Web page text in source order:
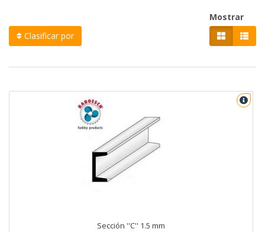
Clasificar por
Mostrar
Sección ''C'' 1.5 mm